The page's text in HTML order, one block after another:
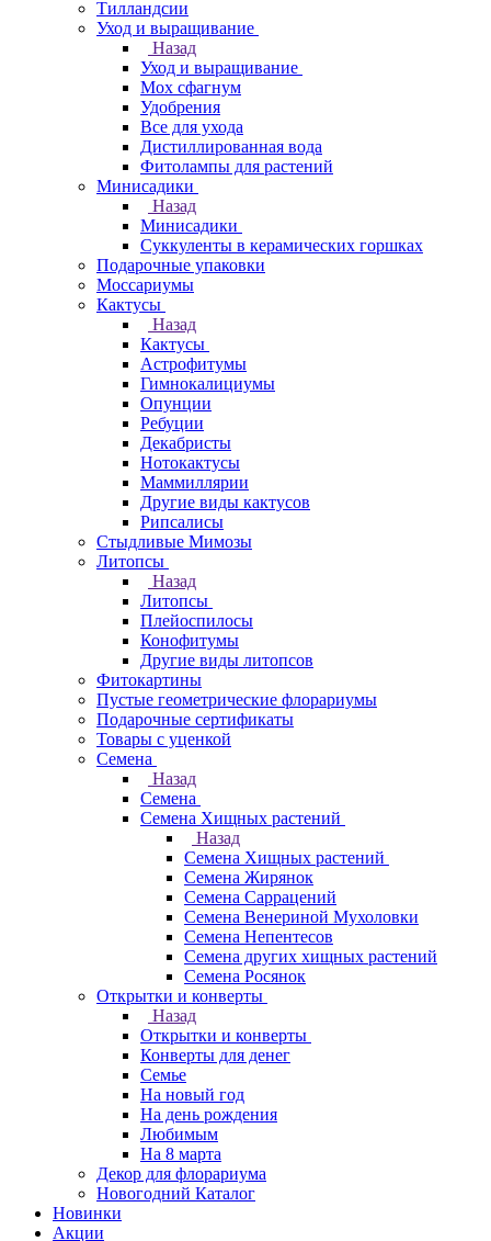
Тилландсии
Уход и выращивание
Назад
Уход и выращивание
Мох сфагнум
Удобрения
Все для ухода
Дистиллированная вода
Фитолампы для растений
Минисадики
Назад
Минисадики
Суккуленты в керамических горшках
Подарочные упаковки
Моссариумы
Кактусы
Назад
Кактусы
Астрофитумы
Гимнокалициумы
Опунции
Ребуции
Декабристы
Нотокактусы
Маммиллярии
Другие виды кактусов
Рипсалисы
Стыдливые Мимозы
Литопсы
Назад
Литопсы
Плейоспилосы
Конофитумы
Другие виды литопсов
Фитокартины
Пустые геометрические флорариумы
Подарочные сертификаты
Товары с уценкой
Семена
Назад
Семена
Семена Хищных растений
Назад
Семена Хищных растений
Семена Жирянок
Семена Саррацений
Семена Венериной Мухоловки
Семена Непентесов
Семена других хищных растений
Семена Росянок
Открытки и конверты
Назад
Открытки и конверты
Конверты для денег
Семье
На новый год
На день рождения
Любимым
На 8 марта
Декор для флорариума
Новогодний Каталог
Новинки
Акции